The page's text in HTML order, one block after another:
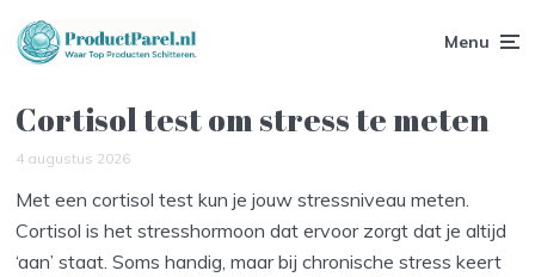
Menu
Cortisol test om stress te meten
4 augustus 2026
Met een cortisol test kun je jouw stressniveau meten.
Cortisol is het stresshormoon dat ervoor zorgt dat je altijd
‘aan’ staat. Soms handig, maar bij chronische stress keert